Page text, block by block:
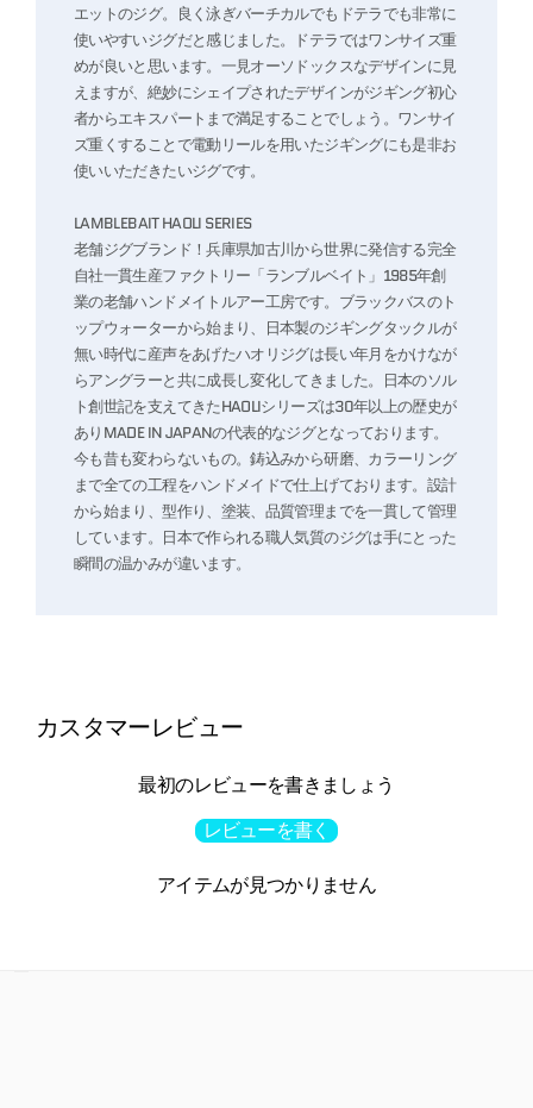
エットのジグ。良く泳ぎバーチカルでもドテラでも非常に
使いやすいジグだと感じました。ドテラではワンサイズ重
めが良いと思います。一見オーソドックスなデザインに見
えますが、絶妙にシェイプされたデザインがジギング初心
者からエキスパートまで満足することでしょう。ワンサイ
ズ重くすることで電動リールを用いたジギングにも是非お
使いいただきたいジグです。
LAMBLEBAIT HAOLI SERIES
老舗ジグブランド！兵庫県加古川から世界に発信する完全
自社一貫生産ファクトリー「ランブルベイト」1985年創
業の老舗ハンドメイトルアー工房です。ブラックバスのト
ップウォーターから始まり、日本製のジギングタックルが
無い時代に産声をあげたハオリジグは長い年月をかけなが
らアングラーと共に成長し変化してきました。日本のソル
ト創世記を支えてきたHAOLIシリーズは30年以上の歴史が
ありMADE IN JAPANの代表的なジグとなっております。
今も昔も変わらないもの。鋳込みから研磨、カラーリング
まで全ての工程をハンドメイドで仕上げております。設計
から始まり、型作り、塗装、品質管理までを一貫して管理
しています。日本で作られる職人気質のジグは手にとった
瞬間の温かみが違います。
カスタマーレビュー
最初のレビューを書きましょう
レビューを書く
アイテムが見つかりません